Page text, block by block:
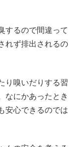
するので間違って
れず排出されるの
り嗅いだりする習
なにかあったとき
安心できるのでは